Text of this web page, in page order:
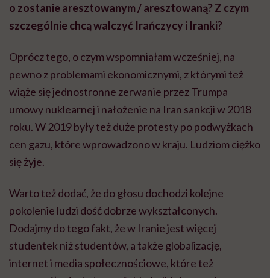
o zostanie aresztowanym / aresztowaną? Z czym
szczególnie chcą walczyć Irańczycy i Iranki?
Oprócz tego, o czym wspomniałam wcześniej, na
pewno z problemami ekonomicznymi, z którymi też
wiąże się jednostronne zerwanie przezTrumpa
umowy nuklearnej i nałożenie na Iran sankcji w 2018
roku. W 2019 były też duże protesty po podwyżkach
cen gazu, które wprowadzono w kraju. Ludziom ciężko
się żyje.
Warto też dodać, że do głosu dochodzi kolejne
pokolenie ludzi dość dobrze wykształconych.
Dodajmy do tego fakt, że w Iranie jest więcej
studentek niż studentów, a także globalizację,
internet i media społecznościowe, które też